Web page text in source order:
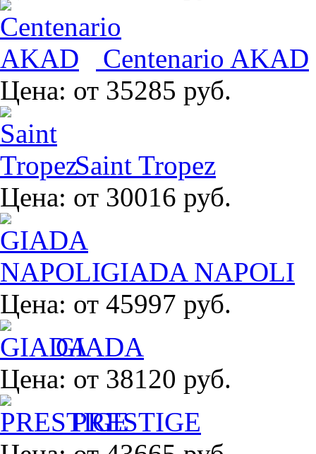
Centenario AKAD
Цена: от 35285 руб.
Saint Tropez
Цена: от 30016 руб.
GIADA NAPOLI
Цена: от 45997 руб.
GIADA
Цена: от 38120 руб.
PRESTIGE